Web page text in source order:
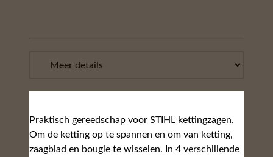
Praktisch gereedschap voor STIHL kettingzagen.
Om de ketting op te spannen en om van ketting,
zaagblad en bougie te wisselen. In 4 verschillende